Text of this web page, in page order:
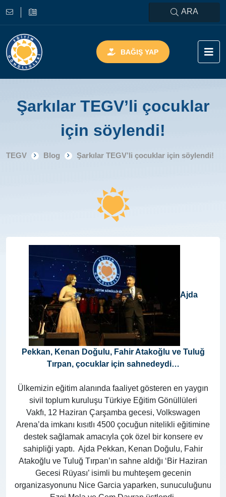
ARA
BAĞIŞ YAP
Şarkılar TEGV’li çocuklar
için söylendi!
TEGV Blog Şarkılar TEGV’li çocuklar için söylendi!
Ajda
Pekkan, Kenan Doğulu, Fahir Atakoğlu ve Tuluğ
Tırpan, çocuklar için sahnedeydi…
Ülkemizin eğitim alanında faaliyet gösteren en yaygın
sivil toplum kuruluşu Türkiye Eğitim Gönüllüleri
Vakfı, 12 Haziran Çarşamba gecesi, Volkswagen
Arena’da imkanı kısıtlı 4500 çocuğun nitelikli eğitimine
destek sağlamak amacıyla çok özel bir konsere ev
sahipliği yaptı. Ajda Pekkan, Kenan Doğulu, Fahir
Atakoğlu ve Tuluğ Tırpan’ın sahne aldığı ‘Bir Haziran
Gecesi Rüyası’ isimli bu muhteşem gecenin
organizasyonunu Nice Garcia yaparken, sunuculuğunu